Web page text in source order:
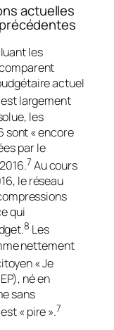
actuelles
les
actuel
largement
les
sont « encore
par le
7 Au cours
le réseau
qui
8 Les
nettement
« Je
né en
sans
« pire ».7